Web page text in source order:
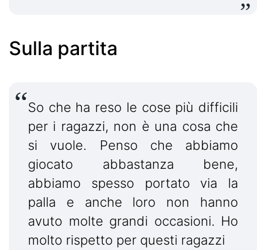
Sulla partita
So che ha reso le cose più difficili
per i ragazzi, non è una cosa che
si vuole. Penso che abbiamo
giocato abbastanza bene,
abbiamo spesso portato via la
palla e anche loro non hanno
avuto molte grandi occasioni. Ho
molto rispetto per questi ragazzi